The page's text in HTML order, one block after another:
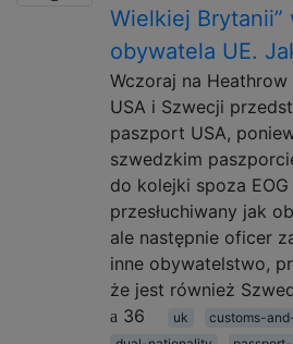
Wielkiej Brytanii”
obywatela UE.
Wczoraj na
USA i Szwecji
paszport USA,
szwedzkim
do kolejki spoza
przesłuchiwany jak
ale następnie oficer
inne obywatelstwo,
że jest również
36
uk
customs-